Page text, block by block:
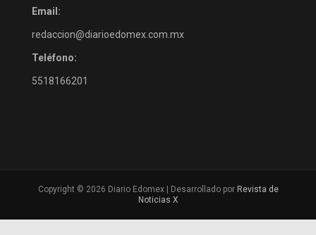
Email:
redaccion@diarioedomex.com.mx
Teléfono:
5518166201
Copyright © 2026 Diario Edomex | Desarrollado por Revista de
Noticias X